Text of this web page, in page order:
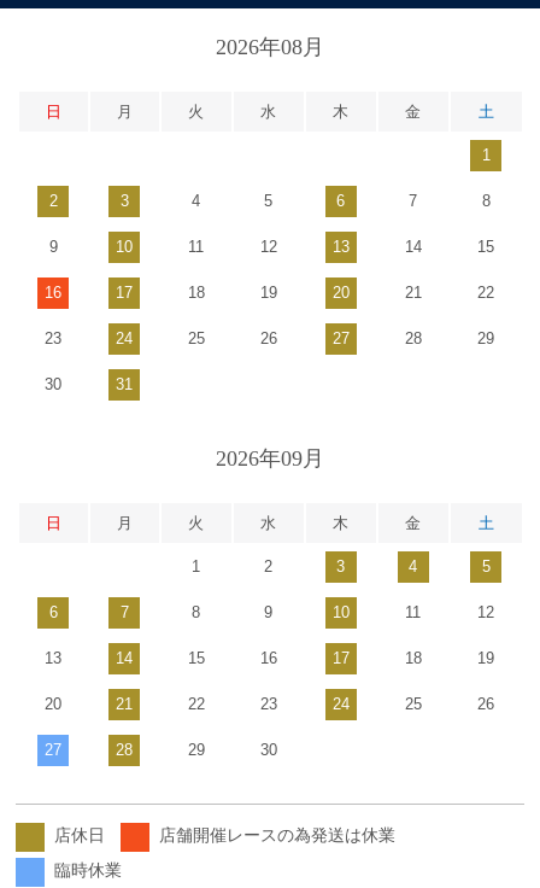
2026年08月
日 月 火 水 木 金 土
1
2 3 4 5 6 7 8
9 10 11 12 13 14 15
16 17 18 19 20 21 22
23 24 25 26 27 28 29
30 31
2026年09月
日 月 火 水 木 金 土
1 2 3 4 5
6 7 8 9 10 11 12
13 14 15 16 17 18 19
20 21 22 23 24 25 26
27 28 29 30
店休日
店舗開催レースの為発送は休業
臨時休業